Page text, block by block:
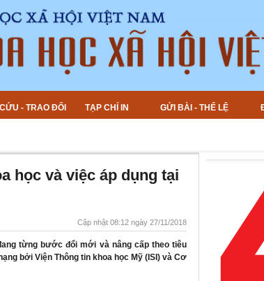
- TRAO ĐỔI TẠP CHÍ IN GỬI BÀI - THỂ LỆ
học và việc áp dụng tại
Cập nhật 08:12 ngày 27/11/2018
từng bước đổi mới và nâng cấp theo tiêu
bởi Viện Thông tin khoa học Mỹ (ISI) và Cơ